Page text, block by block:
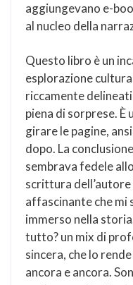
aggiungevano e-
al nucleo della
Questo libro è un
esplorazione
riccamente
piena di sorprese. È
girare le pagine,
dopo. La
sembrava fedele
scrittura
affascinante che
immerso nella
tutto? un mix di
sincera, che lo
ancora e ancora.